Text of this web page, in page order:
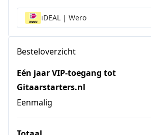
iDEAL | Wero
Besteloverzicht
Eén jaar VIP-toegang tot
Gitaarstarters.nl
Eenmalig